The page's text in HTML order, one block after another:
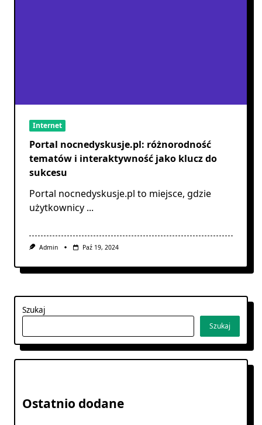
Internet
Portal nocnedyskusje.pl: różnorodność
tematów i interaktywność jako klucz do
sukcesu
Portal nocnedyskusje.pl to miejsce, gdzie
użytkownicy ...
Admin Paź 19, 2024
Szukaj
Szukaj
Ostatnio dodane